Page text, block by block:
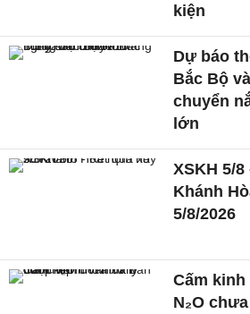
kiện
Dự báo
Bắc Bộ
chuyển
lớn
XSKH 5/
Khánh
5/8/2026
Cấm
N₂O